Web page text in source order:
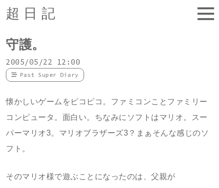
超日記
守護。
2005/05/22 12:00
Past Super Diary
懐かしいゲームをピコピコ。ファミコンことファミリー
コンピュータ。面白い。ちなみにソフトはマリオ。スー
パーマリオ3。マリオブラザーズ3？まぁそんな感じのソ
フト。
そのマリオ様で遊ぶことになったのは、父親が